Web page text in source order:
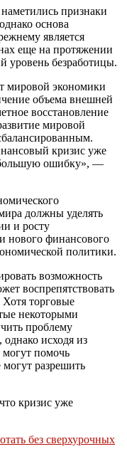
признаки
основа
является
еще на протяжении
уровень безработицы.
мировой экономики
объема внешней
восстановление
мировой
кризис уже
ошибку», —
должны уделять
и росту
нового финансового
политики.
возможность
воспрепятствовать
торговые
некоторыми
проблему
исходя из
помочь
разрешить
кризис уже
без сверхурочных